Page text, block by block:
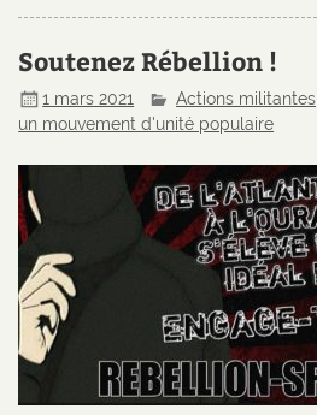
Soutenez Rébellion !
1 mars 2021 Actions militantes
un mouvement d'unité populaire